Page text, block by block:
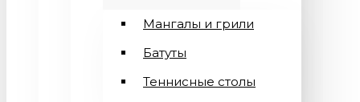
Мангалы и грили
Батуты
Теннисные столы